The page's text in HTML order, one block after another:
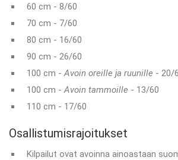
60 cm - 8/60
70 cm - 7/60
80 cm - 16/60
90 cm - 26/60
100 cm -Avoin oreille ja ruunille - 20/
100 cm -Avoin tammoille - 13/60
110 cm - 17/60
Osallistumisrajoitukset
Kilpailut ovat avoinna ainoastaan